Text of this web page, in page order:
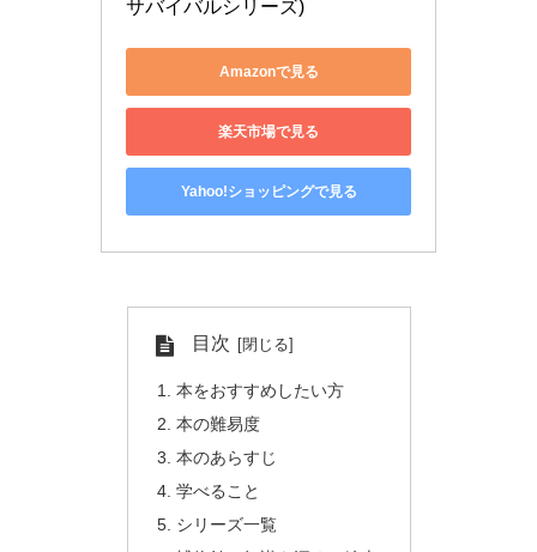
サバイバルシリーズ)
Amazonで見る
楽天市場で見る
Yahoo!ショッピングで見る
目次
本をおすすめしたい方
本の難易度
本のあらすじ
学べること
シリーズ一覧